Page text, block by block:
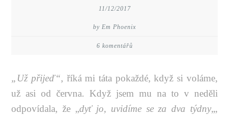
11/12/2017
by Em Phoenix
6 komentářů
„Už přijeď“, říká mi táta pokaždé, když si voláme,
už asi od června. Když jsem mu na to v neděli
odpovídala, že „dyť jo, uvidíme se za dva týdny„,